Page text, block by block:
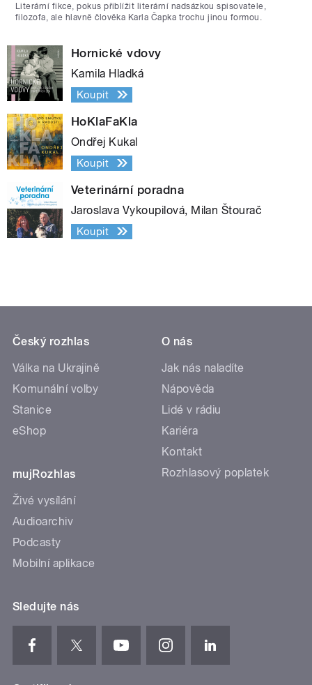
Literární fikce, pokus přiblížit literární nadsázkou spisovatele,
filozofa, ale hlavně člověka Karla Čapka trochu jinou formou.
Hornické vdovy
Kamila Hladká
Koupit
HoKlaFaKla
Ondřej Kukal
Koupit
Veterinární poradna
Jaroslava Vykoupilová, Milan Štourač
Koupit
Český rozhlas
Válka na Ukrajině
Komunální volby
Stanice
eShop
mujRozhlas
Živé vysílání
Audioarchiv
Podcasty
Mobilní aplikace
O nás
Jak nás naladíte
Nápověda
Lidé v rádiu
Kariéra
Kontakt
Rozhlasový poplatek
Sledujte nás